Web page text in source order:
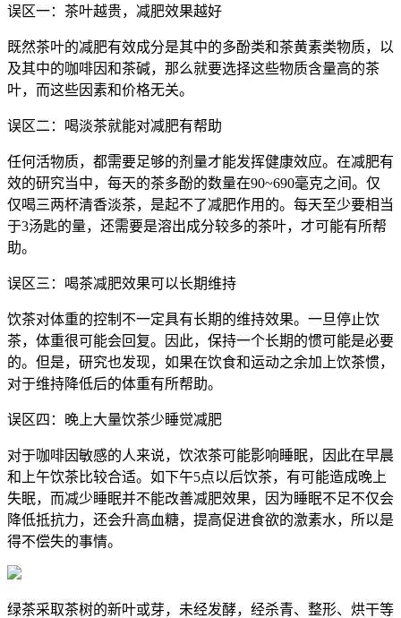
误区一：茶叶越贵，减肥效果越好
既然茶叶的减肥有效成分是其中的多酚类和茶黄素类物质，以
及其中的咖啡因和茶碱，那么就要选择这些物质含量高的茶
叶，而这些因素和价格无关。
误区二：喝淡茶就能对减肥有帮助
任何活物质，都需要足够的剂量才能发挥健康效应。在减肥有
效的研究当中，每天的茶多酚的数量在90~690毫克之间。仅
仅喝三两杯清香淡茶，是起不了减肥作用的。每天至少要相当
于3汤匙的量，还需要是溶出成分较多的茶叶，才可能有所帮
助。
误区三：喝茶减肥效果可以长期维持
饮茶对体重的控制不一定具有长期的维持效果。一旦停止饮
茶，体重很可能会回复。因此，保持一个长期的惯可能是必要
的。但是，研究也发现，如果在饮食和运动之余加上饮茶惯，
对于维持降低后的体重有所帮助。
误区四：晚上大量饮茶少睡觉减肥
对于咖啡因敏感的人来说，饮浓茶可能影响睡眠，因此在早晨
和上午饮茶比较合适。如下午5点以后饮茶，有可能造成晚上
失眠，而减少睡眠并不能改善减肥效果，因为睡眠不足不仅会
降低抵抗力，还会升高血糖，提高促进食欲的激素水，所以是
得不偿失的事情。
绿茶采取茶树的新叶或芽，未经发酵，经杀青、整形、烘干等